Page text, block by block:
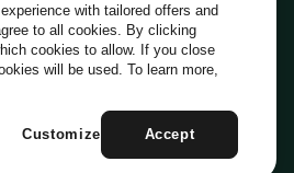
Italiano
with tailored offers and
to all cookies. By clicking
cookies to allow. If you close
will be used. To learn more,
Accept
Customize